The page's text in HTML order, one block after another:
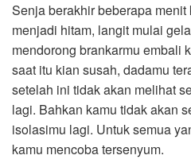
Senja berakhir beberapa
menjadi hitam, langit mulai
mendorong brankarmu embali
saat itu kian susah, dadamu
setelah ini tidak akan melihat
lagi. Bahkan kamu tidak akan
isolasimu lagi. Untuk semua
kamu mencoba tersenyum.